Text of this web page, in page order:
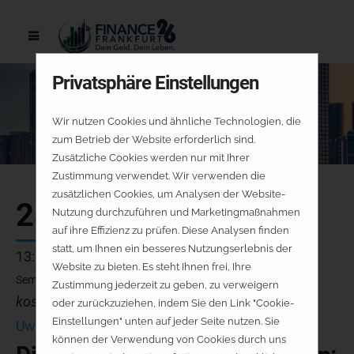
25.09.
13:00 - 13:45 Uhr
Seminarraum 1 - WH SelfInvest
kostenfrei - keine Platzreservierung
Uwe Kälberer
Privatsphäre Einstellungen
Wir nutzen Cookies und ähnliche Technologien, die
zum Betrieb der Website erforderlich sind.
Zusätzliche Cookies werden nur mit Ihrer
Zustimmung verwendet. Wir verwenden die
zusätzlichen Cookies, um Analysen der Website-
Nutzung durchzuführen und Marketingmaßnahmen
auf ihre Effizienz zu prüfen. Diese Analysen finden
statt, um Ihnen ein besseres Nutzungserlebnis der
Website zu bieten. Es steht Ihnen frei, Ihre
Zustimmung jederzeit zu geben, zu verweigern
oder zurückzuziehen, indem Sie den Link "Cookie-
Einstellungen" unten auf jeder Seite nutzen. Sie
können der Verwendung von Cookies durch uns